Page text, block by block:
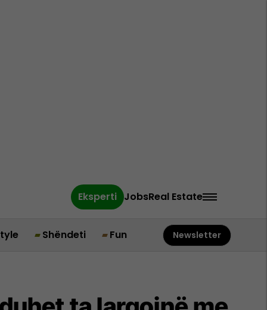
Eksperti JobsReal Estate
Shëndeti Fun Newsletter